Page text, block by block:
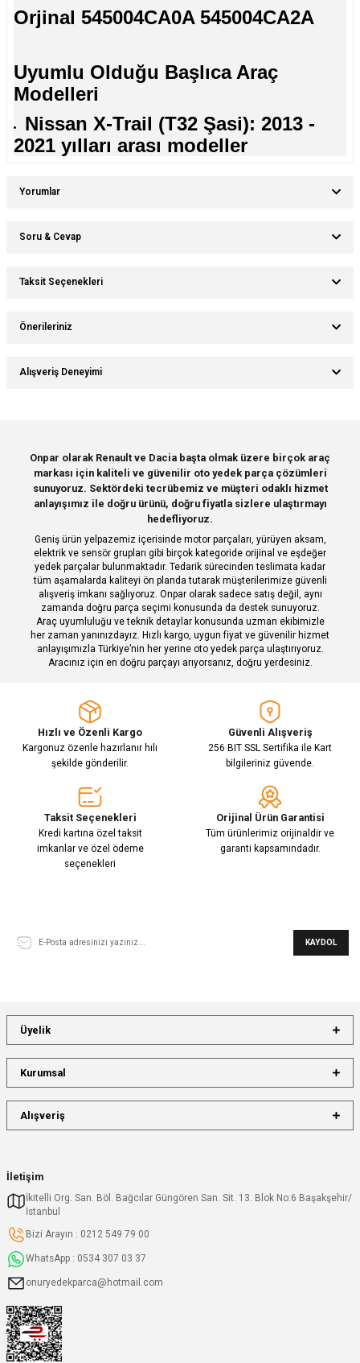
Orjinal 545004CA0A 545004CA2A
Uyumlu Olduğu Başlıca Araç
Modelleri
Nissan X-Trail (T32 Şasi): 2013 -
2021 yılları arası modeller
Yorumlar
Soru & Cevap
Taksit Seçenekleri
Önerileriniz
Bu ürünün fiyat bilgisi, resim, ürün açıklamalarında ve diğer konularda
yetersiz gördüğünüz noktaları öneri formunu kullanarak tarafımıza
Ürün resmi kalitesiz, bozuk veya görüntülenemiyor.
Ürün açıklamasında eksik bilgiler bulunuyor.
Ürün bilgilerinde hatalar bulunuyor.
Ürün fiyatı diğer sitelerden daha pahalı.
Bu ürüne benzer farklı alternatifler olmalı.
Gönder
Alışveriş Deneyimi
Deneyimini Paylaş
Onpar olarak Renault ve Dacia başta olmak üzere birçok araç
markası için kaliteli ve güvenilir oto yedek parça çözümleri
sunuyoruz. Sektördeki tecrübemiz ve müşteri odaklı hizmet
anlayışımız ile doğru ürünü, doğru fiyatla sizlere ulaştırmayı
hedefliyoruz.
Geniş ürün yelpazemiz içerisinde motor parçaları, yürüyen aksam,
elektrik ve sensör grupları gibi birçok kategoride orijinal ve eşdeğer
yedek parçalar bulunmaktadır. Tedarik sürecinden teslimata kadar
tüm aşamalarda kaliteyi ön planda tutarak müşterilerimize güvenli
alışveriş imkanı sağlıyoruz. Onpar olarak sadece satış değil, aynı
zamanda doğru parça seçimi konusunda da destek sunuyoruz.
Araç uyumluluğu ve teknik detaylar konusunda uzman ekibimizle
her zaman yanınızdayız. Hızlı kargo, uygun fiyat ve güvenilir hizmet
anlayışımızla Türkiye’nin her yerine oto yedek parça ulaştırıyoruz.
Aracınız için en doğru parçayı arıyorsanız, doğru yerdesiniz.
Hızlı ve Özenli Kargo
Kargonuz özenle hazırlanır hılı
şekilde gönderilir.
Güvenli Alışveriş
256 BIT SSL Sertifika ile Kart
bilgileriniz güvende.
Taksit Seçenekleri
Kredi kartına özel taksit
imkanlar ve özel ödeme
seçenekleri
Orijinal Ürün Garantisi
Tüm ürünlerimiz orijinaldir ve
garanti kapsamındadır.
KAYDOL
İletişim
İkitelli Org. San. Böl. Bağcılar Güngören San. Sit. 13. Blok No:6 Başakşehir/
İstanbul
Bizi Arayın : 0212 549 79 00
WhatsApp : 0534 307 03 37
onuryedekparca@hotmail.com
Üyelik
Kurumsal
Alışveriş